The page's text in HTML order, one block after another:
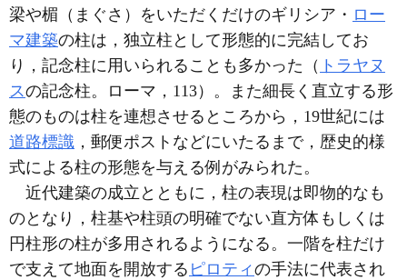
梁や楣（まぐさ）をいただくだけのギリシア・ ロー
マ建築の柱は，独立柱として形態的に完結してお
り，記念柱に用いられることも多かった（ トラヤヌ
スの記念柱。ローマ，113）。また細長く直立する形
態のものは柱を連想させるところから，19世紀には
道路標識 ，郵便ポストなどにいたるまで，歴史的様
式による柱の形態を与える例がみられた。
近代建築の成立とともに，柱の表現は即物的なも
のとなり，柱基や柱頭の明確でない直方体もしくは
円柱形の柱が多用されるようになる。一階を柱だけ
で支えて地面を開放する ピロティの手法に代表され